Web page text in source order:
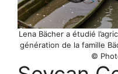
Lena Bächer a étudié
génération de la famille
©